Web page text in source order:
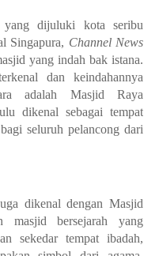
dijuluki kota seribu
Singapura, Channel News
yang indah bak istana.
dan keindahannya
adalah Masjid Raya
dikenal sebagai tempat
seluruh pelancong dari
dikenal dengan Masjid
masjid bersejarah yang
sekedar tempat ibadah,